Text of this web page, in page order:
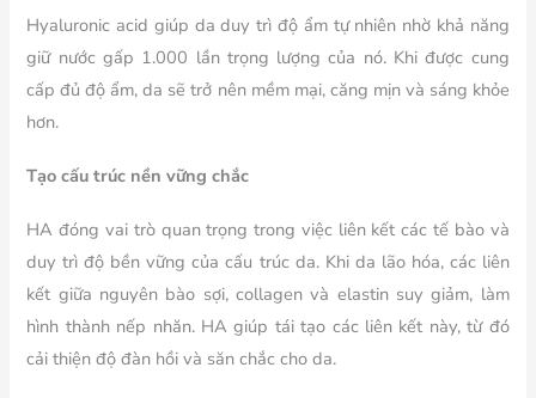
Hyaluronic acid giúp da duy trì độ ẩm tự nhiên nhờ khả năng
giữ nước gấp 1.000 lần trọng lượng của nó. Khi được cung
cấp đủ độ ẩm, da sẽ trở nên mềm mại, căng mịn và sáng khỏe
hơn.
Tạo cấu trúc nền vững chắc
HA đóng vai trò quan trọng trong việc liên kết các tế bào và
duy trì độ bền vững của cấu trúc da. Khi da lão hóa, các liên
kết giữa nguyên bào sợi, collagen và elastin suy giảm, làm
hình thành nếp nhăn. HA giúp tái tạo các liên kết này, từ đó
cải thiện độ đàn hồi và săn chắc cho da.